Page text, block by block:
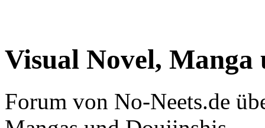
Visual Novel,
Forum von No-Neets.de